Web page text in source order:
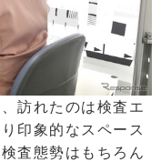
訪れたのは検査エ
印象的なスペース
査態勢はもちろん